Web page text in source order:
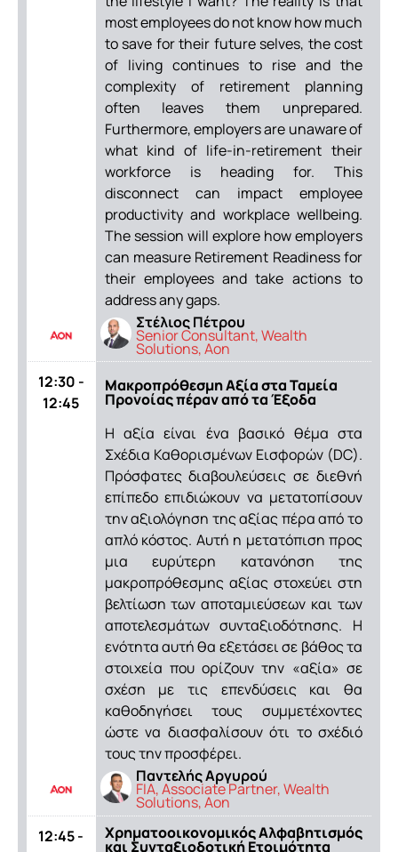
most employees do not know how much
to save for their future selves, the cost
of living continues to rise and the
complexity of retirement planning
often leaves them unprepared.
Furthermore, employers are unaware of
what kind of life-in-retirement their
workforce is heading for. This
disconnect can impact employee
productivity and workplace wellbeing.
The session will explore how employers
can measure Retirement Readiness for
their employees and take actions to
address any gaps.
Στέλιος Πέτρου
Senior Consultant, Wealth
Solutions, Aon
12:30 -
12:45
Μακροπρόθεσμη Αξία στα Ταμεία
Προνοίας πέραν από τα Έξοδα
Η αξία είναι ένα βασικό θέμα στα
Σχέδια Καθορισμένων Εισφορών (DC).
Πρόσφατες διαβουλεύσεις σε διεθνή
επίπεδο επιδιώκουν να μετατοπίσουν
την αξιολόγηση της αξίας πέρα από το
απλό κόστος. Αυτή η μετατόπιση προς
μια ευρύτερη κατανόηση της
μακροπρόθεσμης αξίας στοχεύει στη
βελτίωση των αποταμιεύσεων και των
αποτελεσμάτων συνταξιοδότησης. Η
ενότητα αυτή θα εξετάσει σε βάθος τα
στοιχεία που ορίζουν την «αξία» σε
σχέση με τις επενδύσεις και θα
καθοδηγήσει τους συμμετέχοντες
ώστε να διασφαλίσουν ότι το σχέδιό
τους την προσφέρει.
Παντελής Αργυρού
FIA, Associate Partner, Wealth
Solutions, Aon
12:45 -
Χρηματοοικονομικός Αλφαβητισμός
και Συνταξιοδοτική Ετοιμότητα